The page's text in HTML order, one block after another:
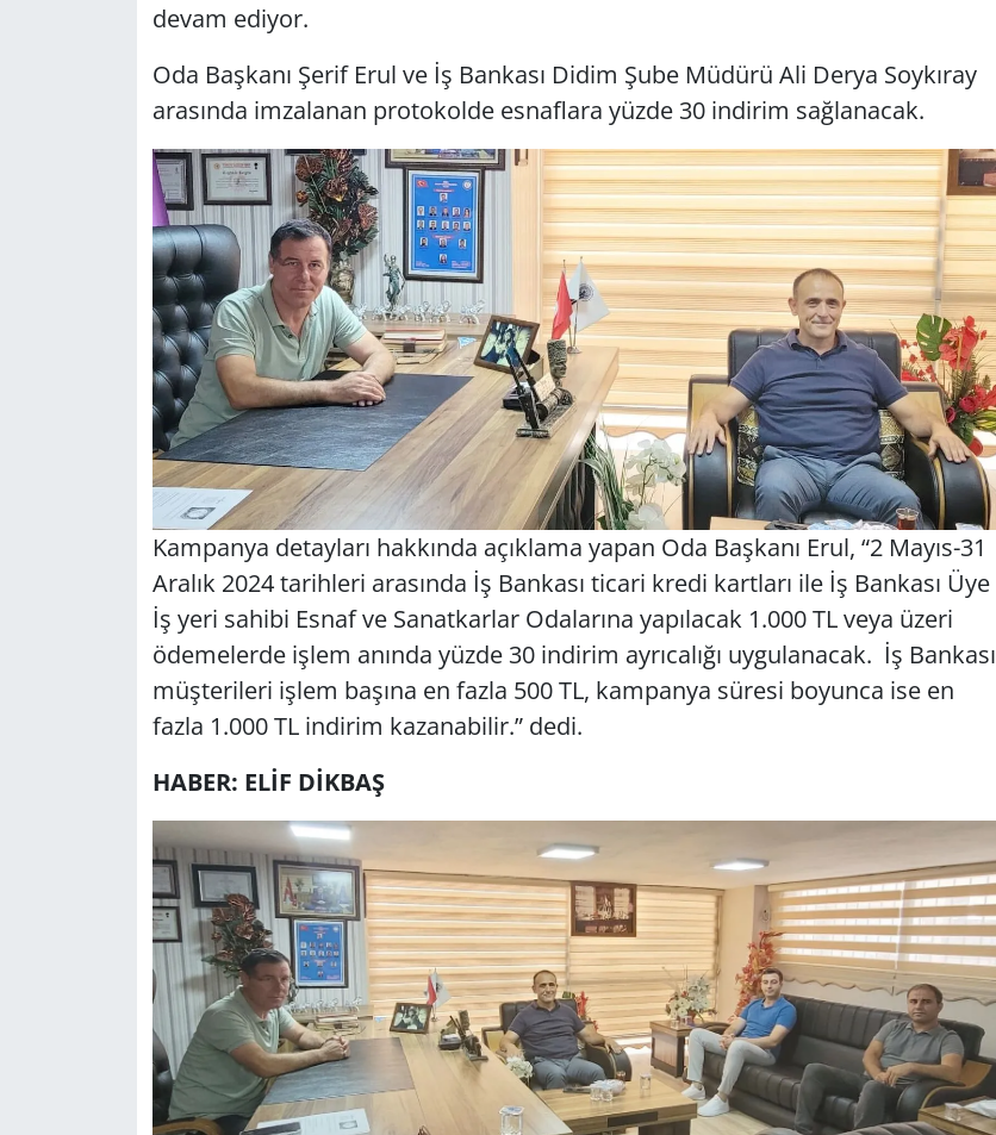
devam ediyor.
Oda Başkanı Şerif Erul ve İş Bankası Didim Şube Müdürü Ali Derya Soykıray
arasında imzalanan protokolde esnaflara yüzde 30 indirim sağlanacak.
Kampanya detayları hakkında açıklama yapan Oda Başkanı Erul, “2 Mayıs-31
Aralık 2024 tarihleri arasında İş Bankası ticari kredi kartları ile İş Bankası Üye
İş yeri sahibi Esnaf ve Sanatkarlar Odalarına yapılacak 1.000 TL veya üzeri
ödemelerde işlem anında yüzde 30 indirim ayrıcalığı uygulanacak. İş Bankası
müşterileri işlem başına en fazla 500 TL, kampanya süresi boyunca ise en
fazla 1.000 TL indirim kazanabilir.” dedi.
HABER: ELİF DİKBAŞ